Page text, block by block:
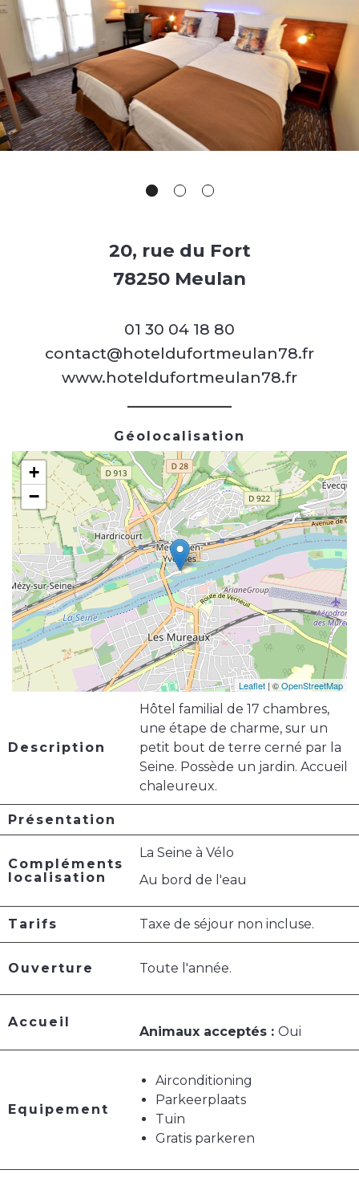
20, rue du Fort
78250 Meulan
01 30 04 18 80
contact@hoteldufortmeulan78.fr
www.hoteldufortmeulan78.fr
Géolocalisation
+
−
Leaflet| ©OpenStreetMap
Description
Hôtel familial de 17 chambres,
une étape de charme, sur un
petit bout de terre cerné par la
Seine. Possède un jardin. Accueil
chaleureux.
Présentation
Compléments
localisation
La Seine à Vélo
Au bord de l'eau
Tarifs Taxe de séjour non incluse.
Ouverture Toute l'année.
Accueil
Animaux acceptés : Oui
Equipement
Airconditioning
Parkeerplaats
Tuin
Gratis parkeren